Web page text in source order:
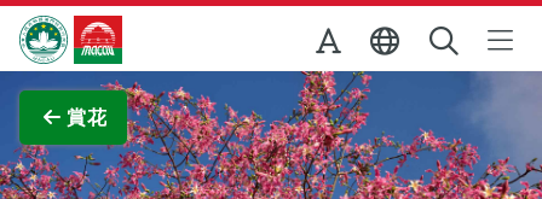
跳至主内容
澳門特別行政區政府旅遊局
賞花
查看原圖